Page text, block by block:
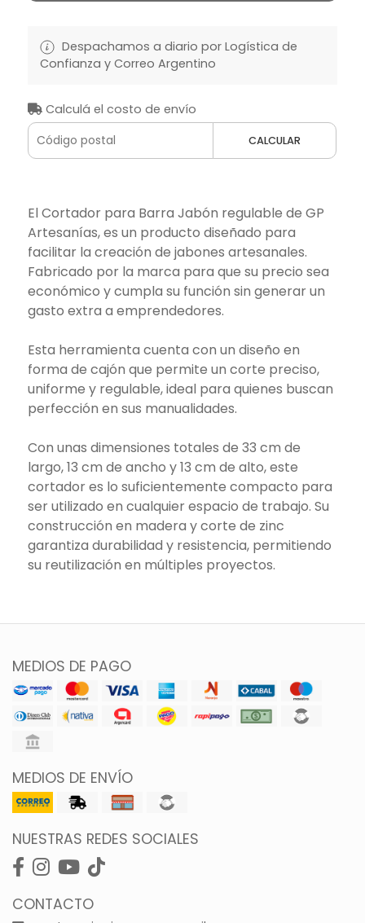
Despachamos a diario por Logística de
Confianza y Correo Argentino
Calculá el costo de envío
CALCULAR
El Cortador para Barra Jabón regulable de GP
Artesanías, es un producto diseñado para
facilitar la creación de jabones artesanales.
Fabricado por la marca para que su precio sea
económico y cumpla su función sin generar un
gasto extra a emprendedores.
Esta herramienta cuenta con un diseño en
forma de cajón que permite un corte preciso,
uniforme y regulable, ideal para quienes buscan
perfección en sus manualidades.
Con unas dimensiones totales de 33 cm de
largo, 13 cm de ancho y 13 cm de alto, este
cortador es lo suficientemente compacto para
ser utilizado en cualquier espacio de trabajo. Su
construcción en madera y corte de zinc
garantiza durabilidad y resistencia, permitiendo
su reutilización en múltiples proyectos.
MEDIOS DE PAGO
MEDIOS DE ENVÍO
NUESTRAS REDES SOCIALES
CONTACTO